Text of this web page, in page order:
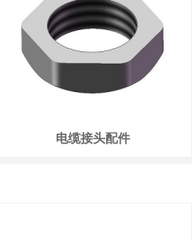
电缆接头配件